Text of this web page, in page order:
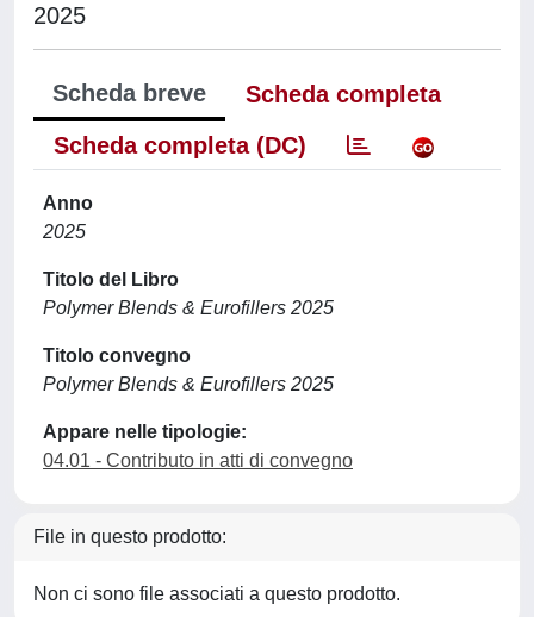
2025
Scheda breve
Scheda completa
Scheda completa (DC)
Anno
2025
Titolo del Libro
Polymer Blends & Eurofillers 2025
Titolo convegno
Polymer Blends & Eurofillers 2025
Appare nelle tipologie:
04.01 - Contributo in atti di convegno
File in questo prodotto:
Non ci sono file associati a questo prodotto.